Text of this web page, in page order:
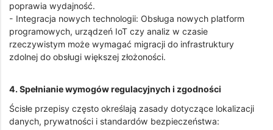
poprawia wydajność.
- Integracja nowych technologii: Obsługa nowych platform
programowych, urządzeń IoT czy analiz w czasie
rzeczywistym może wymagać migracji do infrastruktury
zdolnej do obsługi większej złożoności.
4. Spełnianie wymogów regulacyjnych i zgodności
Ścisłe przepisy często określają zasady dotyczące lokalizacji
danych, prywatności i standardów bezpieczeństwa: